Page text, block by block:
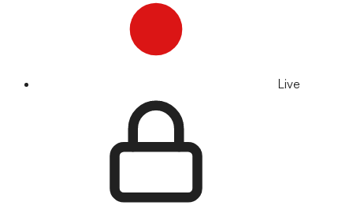
Live